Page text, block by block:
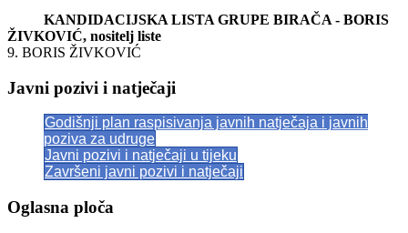
KANDIDACIJSKA LISTA GRUPE BIRAČA - BORIS
ŽIVKOVIĆ, nositelj liste
9. BORIS ŽIVKOVIĆ
Javni pozivi i natječaji
Godišnji plan raspisivanja javnih natječaja i javnih
poziva za udruge
Javni pozivi i natječaji u tijeku
Završeni javni pozivi i natječaji
Oglasna ploča